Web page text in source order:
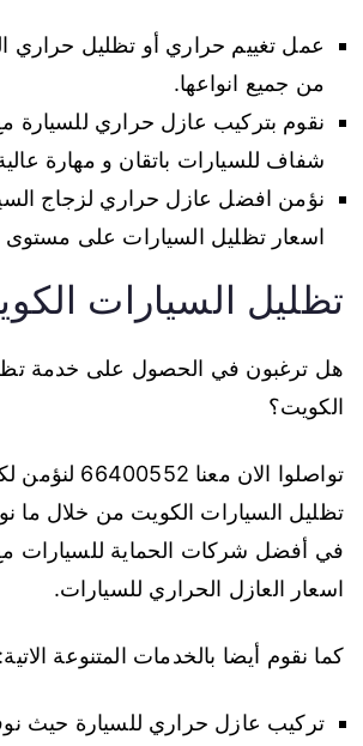
عمل تغييم حراري أو تظليل حراري
من جميع انواعها.
نقوم بتركيب عازل حراري للسيارة
شفاف للسيارات باتقان و مهارة
نؤمن افضل عازل حراري لزجاج
اسعار تظليل السيارات على مستوى
تظليل السيارات
هل ترغبون في الحصول على خدمة
الكويت؟
تواصلوا الان
تظليل السيارات الكويت من خلال ما
في أفضل شركات الحماية للسيارات
اسعار العازل الحراري للسيارات.
كما نقوم أيضا بالخدمات المتنوعة الاتية:
تركيب عازل حراري للسيارة حيث